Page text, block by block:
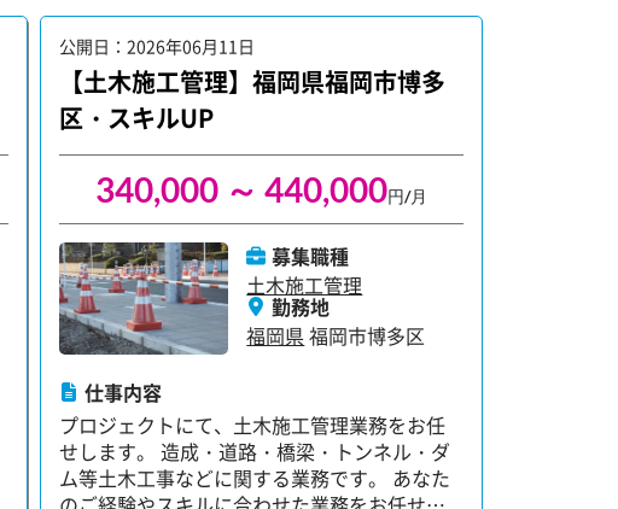
公開日：2026年06月11日
【土木施工管理】福岡県福岡市博多
区・スキルUP
340,000 ～ 440,000円/月
募集職種
土木施工管理
勤務地
福岡県 福岡市博多区
仕事内容
プロジェクトにて、土木施工管理業務をお任
せします。 造成・道路・橋梁・トンネル・ダ
ム等土木工事などに関する業務です。 あなた